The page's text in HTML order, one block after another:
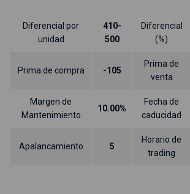
Diferencial por
unidad
410-
500
Diferencial
(%)
Prima de compra -105
Prima de
venta
Margen de
Mantenimiento
10.00%
Fecha de
caducidad
Apalancamiento 5
Horario de
trading